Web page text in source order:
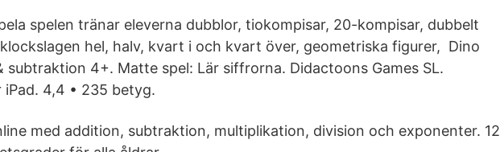
spelen tränar eleverna dubblor, tiokompisar, 20-kompisar, dubbelt
hel, halv, kvart i och kvart över, geometriska figurer, Dino
subtraktio‪n‬ 4+. Matte spel: Lär siffrorna. Didactoons Games SL.
iPad. 4,4 • 235 betyg.
med addition, subtraktion, multiplikation, division och exponenter. 12